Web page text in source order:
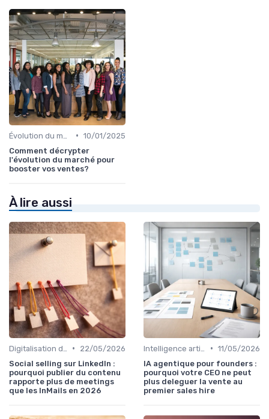
• 10/01/2025
Comment décrypter
l'évolution du marché pour
booster vos ventes?
À lire aussi
•
22/05/2026
Social selling sur LinkedIn :
pourquoi publier du contenu
rapporte plus de meetings
que les InMails en 2026
• 11/05/2026
IA agentique pour founders :
pourquoi votre CEO ne peut
plus deleguer la vente au
premier sales hire